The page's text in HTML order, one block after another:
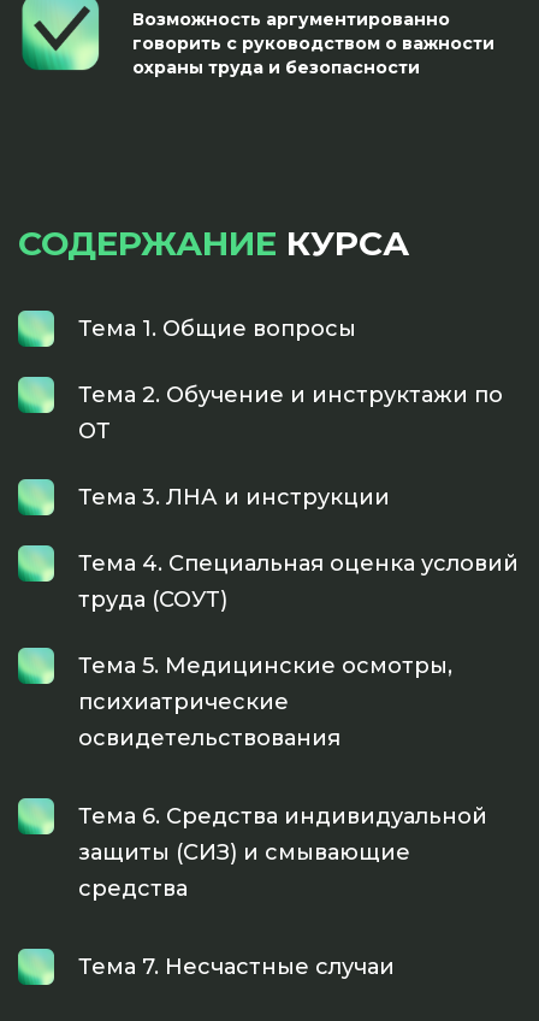
Возможность аргументированно
говорить с руководством о важности
охраны труда и безопасности
СОДЕРЖАНИЕ КУРСА
Тема 1. Общие вопросы
Тема 2. Обучение и инструктажи по
ОТ
Тема 3. ЛНА и инструкции
Тема 4. Специальная оценка условий
труда (СОУТ)
Тема 5. Медицинские осмотры,
психиатрические
освидетельствования
Тема 6. Средства индивидуальной
защиты (СИЗ) и смывающие
средства
Тема 7. Несчастные случаи